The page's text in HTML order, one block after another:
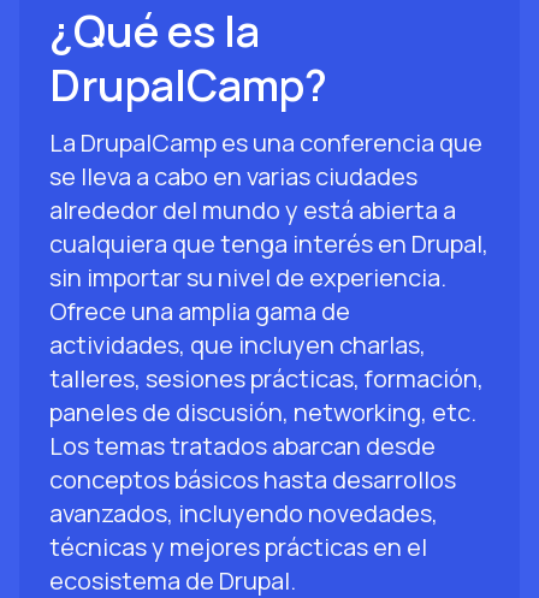
¿Qué es la
DrupalCamp?
La DrupalCamp es una conferencia que
se lleva a cabo en varias ciudades
alrededor del mundo y está abierta a
cualquiera que tenga interés en Drupal,
sin importar su nivel de experiencia.
Ofrece una amplia gama de
actividades, que incluyen charlas,
talleres, sesiones prácticas, formación,
paneles de discusión, networking, etc.
Los temas tratados abarcan desde
conceptos básicos hasta desarrollos
avanzados, incluyendo novedades,
técnicas y mejores prácticas en el
ecosistema de Drupal.